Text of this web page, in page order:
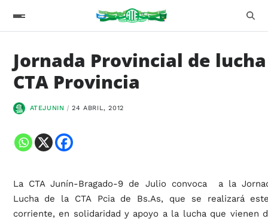
Jornada Provincial de
CTA Provincia
ATEJUNIN 24 ABRIL, 2012
La CTA Junín-Bragado-9 de Julio convoca a la
Lucha de la CTA Pcia de Bs.As, que se realizará
corriente, en solidaridad y apoyo a la lucha que vienen